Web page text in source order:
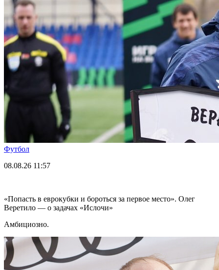
Футбол
08.08.26 11:57
«Попасть в еврокубки и бороться за первое место». Олег
Веретило — о задачах «Ислочи»
Амбициозно.